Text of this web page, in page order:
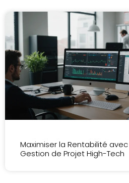
Maximiser la Rentabilité
Gestion de Projet High-Tech